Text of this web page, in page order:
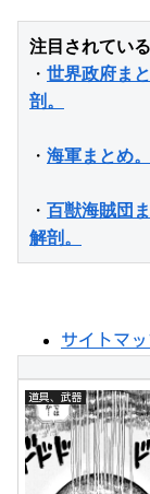
注目されてい
・ 世界政府ま
剖。
・ 海軍まとめ
・ 百獣海賊団
解剖。
サイトマ
道具、武器